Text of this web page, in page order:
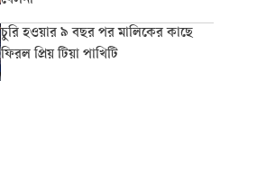
চুরি হওয়ার ৯ বছর পর মালিকের কাছে
ফিরল প্রিয় টিয়া পাখিটি